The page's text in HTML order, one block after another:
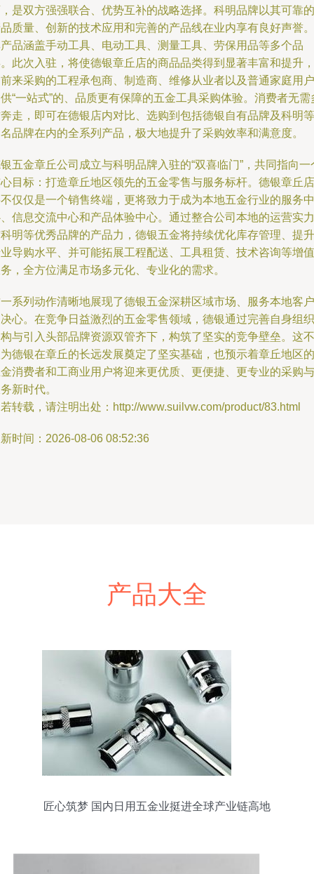
是双方强强联合、优势互补的战略选择。科明品牌以其可靠的
质量、创新的技术应用和完善的产品线在业内享有良好声誉。
品涵盖手动工具、电动工具、测量工具、劳保用品等多个品
此次入驻，将使德银章丘店的商品品类得到显著丰富和提升，
来采购的工程承包商、制造商、维修从业者以及普通家庭用户
“一站式”的、品质更有保障的五金工具采购体验。消费者无需
走，即可在德银店内对比、选购到包括德银自有品牌及科明等
品牌在内的全系列产品，极大地提升了采购效率和满意度。
五金章丘公司成立与科明品牌入驻的“双喜临门”，共同指向一
目标：打造章丘地区领先的五金零售与服务标杆。德银章丘店
仅仅是一个销售终端，更将致力于成为本地五金行业的服务中
信息交流中心和产品体验中心。通过整合公司本地的运营实力
明等优秀品牌的产品力，德银五金将持续优化库存管理、提升
导购水平、并可能拓展工程配送、工具租赁、技术咨询等增值
，全方位满足市场多元化、专业化的需求。
系列动作清晰地展现了德银五金深耕区域市场、服务本地客户
心。在竞争日益激烈的五金零售领域，德银通过完善自身组织
与引入头部品牌资源双管齐下，构筑了坚实的竞争壁垒。这不
德银在章丘的长远发展奠定了坚实基础，也预示着章丘地区的
消费者和工商业用户将迎来更优质、更便捷、更专业的采购与
新时代。
转载，请注明出处：http://www.suilvw.com/product/83.html
时间：2026-08-06 08:52:36
产品大全
匠心筑梦 国内日用五金业挺进全球产业链高地